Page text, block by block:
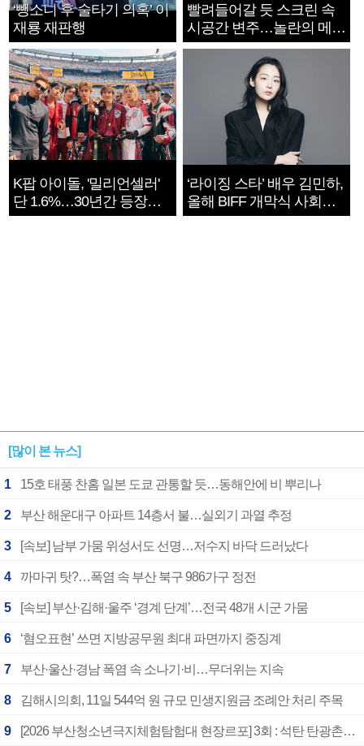
‘뺑소니 후 술타기 의혹’ 이
재룡 재판행
빨려들어갈 듯 스크린 속
시공간 변주…놀란의 메시
지는 ‘전쟁 속죄’
K팝 아이돌, '밀리언셀러'
단 1.6%…30년간 등장
1182개팀 전수조사
‘라이징 스타’ 배우 김민하,
올해 BIFF 개막식 사회자
확정
[많이 본 뉴스]
1 15호 태풍 찬홈 일본 도쿄 관통할 듯…동해안에 비 뿌리나
2 부산 해운대구 아파트 14층서 불…실외기 과열 추정
3 [속보] 남부 가뭄 위성서도 선명…저수지 바닥 드러났다
4 까마귀 탓?…폭염 속 부산 북구 986가구 정전
5 [속보] 부산·김해·울주 ‘경계 단계’…전국 48개 시군 가뭄
6 ‘혐오표현’ 쓰면 지방공무원 최대 파면까지 중징계
7 부산·울산·경남 폭염 속 소나기·비…무더위는 지속
8 김해시의회, 11일 544억 원 규모 민생지원금 조례안 처리 주목
9 [2026 부산청소년극지체험탐험대 현장르포] 3회 : 석탄 탄광촌에서 북극 연구의 중심지로